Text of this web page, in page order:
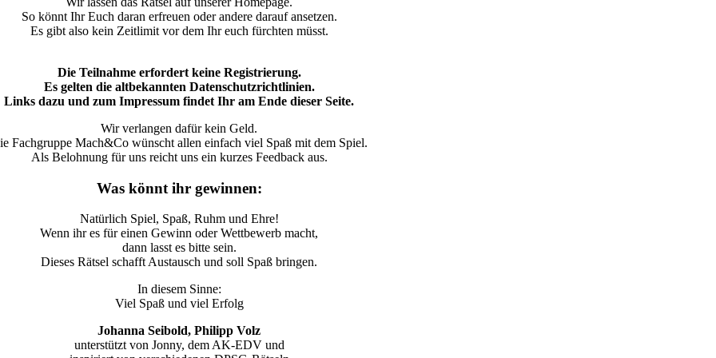
So könnt Ihr Euch daran erfreuen oder andere darauf ansetzen.
Es gibt also kein Zeitlimit vor dem Ihr euch fürchten müsst.
Die Teilnahme erfordert keine Registrierung.
Es gelten die altbekannten Datenschutzrichtlinien.
Links dazu und zum Impressum findet Ihr am Ende dieser Seite.
Wir verlangen dafür kein Geld.
Fachgruppe Mach&Co wünscht allen einfach viel Spaß mit dem Spiel.
Als Belohnung für uns reicht uns ein kurzes Feedback aus.
Was könnt ihr gewinnen:
Natürlich Spiel, Spaß, Ruhm und Ehre!
Wenn ihr es für einen Gewinn oder Wettbewerb macht,
dann lasst es bitte sein.
Dieses Rätsel schafft Austausch und soll Spaß bringen.
In diesem Sinne:
Viel Spaß und viel Erfolg
Johanna Seibold, Philipp Volz
unterstützt von Jonny, dem AK-EDV und